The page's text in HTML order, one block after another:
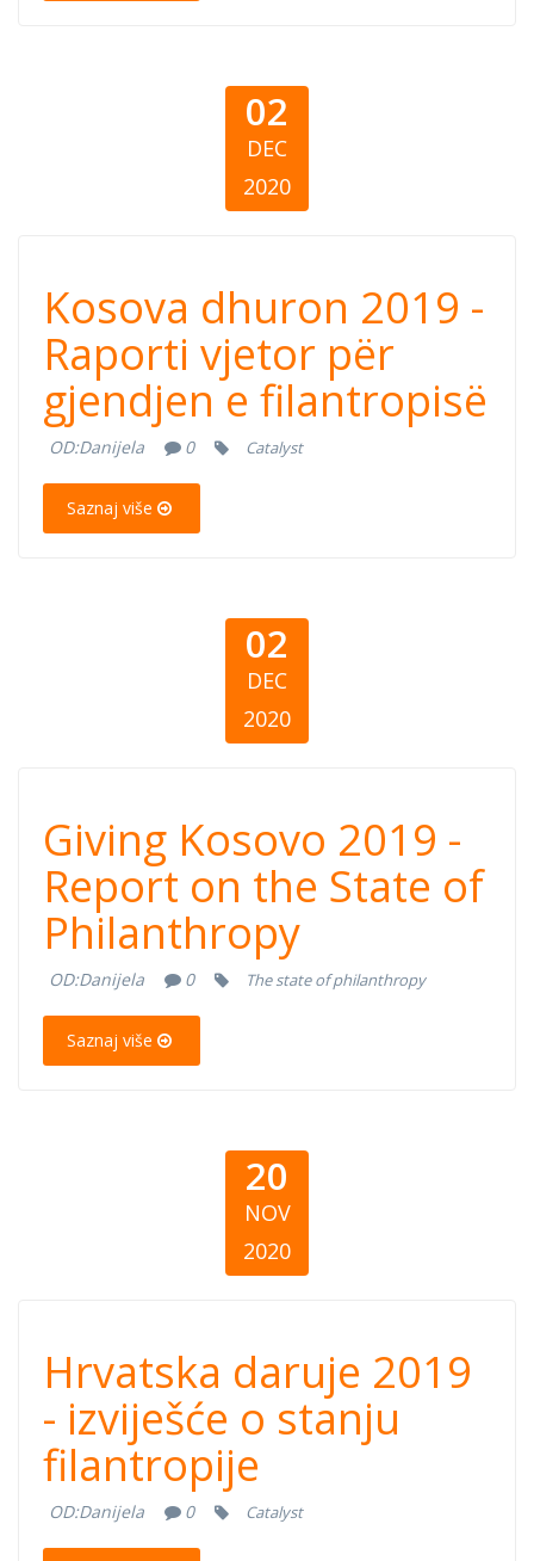
02
DEC
2020
Kosova dhuron
2019 - Raporti
vjetor për
gjendjen e
filantropisë
Kosova dhuron 2019 -
Raporti vjetor për
gjendjen e filantropisë
OD:Danijela 0 Catalyst
Saznaj više
02
DEC
2020
Giving Kosovo
2019 - Report on
the State of
Philanthropy
Giving Kosovo 2019 -
Report on the State of
Philanthropy
OD:Danijela 0 The state of philanthropy
Saznaj više
20
NOV
2020
Hrvatska daruje
2019 - izviješće
o stanju
filantropije
Hrvatska daruje 2019
- izviješće o stanju
filantropije
OD:Danijela 0 Catalyst